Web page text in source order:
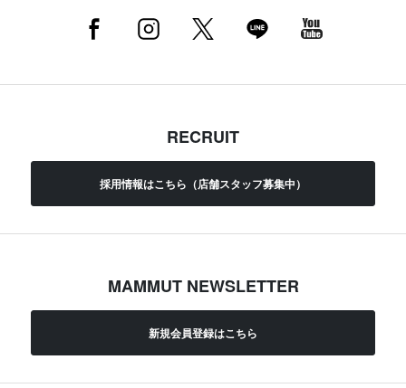
RECRUIT
採用情報はこちら（店舗スタッフ募集中）
MAMMUT NEWSLETTER
新規会員登録はこちら